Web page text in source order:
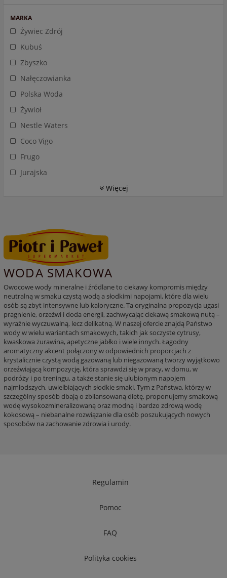
MARKA
Żywiec Zdrój
Kubuś
Zbyszko
Nałęczowianka
Polska Woda
Żywioł
Nestle Waters
Coco Vigo
Frugo
Jurajska
Więcej
WODA SMAKOWA
Owocowe wody mineralne i źródlane to ciekawy kompromis między
neutralną w smaku czystą wodą a słodkimi napojami, które dla wielu
osób są zbyt intensywne lub kaloryczne. Ta oryginalna propozycja ugasi
pragnienie, orzeźwi i doda energii, zachwycając ciekawą smakową nutą –
wyraźnie wyczuwalną, lecz delikatną. W naszej ofercie znajdą Państwo
wody w wielu wariantach smakowych, takich jak soczyste cytrusy,
kwaskowa żurawina, apetyczne jabłko i wiele innych. Łagodny
aromatyczny akcent połączony w odpowiednich proporcjach z
krystalicznie czystą wodą gazowaną lub niegazowaną tworzy wyjątkowo
orzeźwiającą kompozycję, która sprawdzi się w pracy, w domu, w
podróży i po treningu, a także stanie się ulubionym napojem
najmłodszych, uwielbiających słodkie smaki. Tym z Państwa, którzy w
szczególny sposób dbają o zbilansowaną dietę, proponujemy smakową
wodę wysokozmineralizowaną oraz modną i bardzo zdrową wodę
kokosową – niebanalne rozwiązanie dla osób poszukujących nowych
sposobów na zachowanie zdrowia i urody.
Regulamin
Pomoc
FAQ
Polityka cookies